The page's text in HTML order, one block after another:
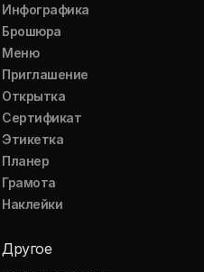
Инфографика
Брошюра
Меню
Приглашение
Открытка
Сертификат
Этикетка
Планер
Грамота
Наклейки
Другое